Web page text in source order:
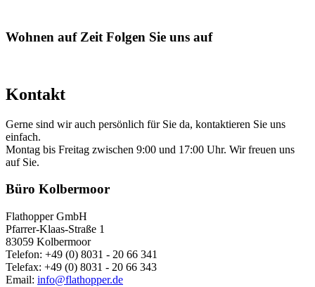
Wohnen auf Zeit Folgen Sie uns auf
Kontakt
Gerne sind wir auch persönlich für Sie da, kontaktieren Sie uns
einfach.
Montag bis Freitag zwischen 9:00 und 17:00 Uhr. Wir freuen uns
auf Sie.
Büro Kolbermoor
Flathopper GmbH
Pfarrer-Klaas-Straße 1
83059 Kolbermoor
Telefon: +49 (0) 8031 - 20 66 341
Telefax: +49 (0) 8031 - 20 66 343
Email: info@flathopper.de